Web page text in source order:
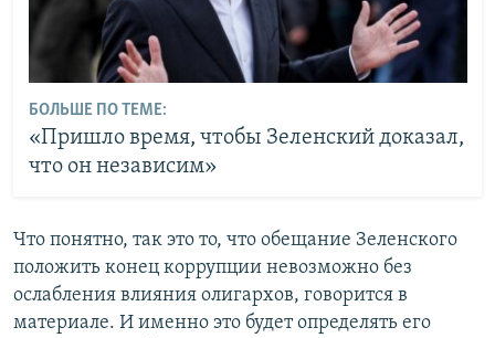
БОЛЬШЕ ПО ТЕМЕ:
«Пришло время, чтобы Зеленский доказал,
что он независим»
Что понятно, так это то, что обещание Зеленского
положить конец коррупции невозможно без
ослабления влияния олигархов, говорится в
материале. И именно это будет определять его